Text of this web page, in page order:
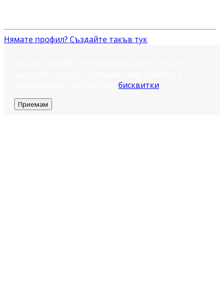
Нямате профил? Създайте такъв тук
бисквитки
Приемам